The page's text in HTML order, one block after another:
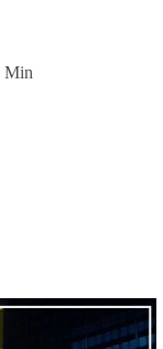
Min